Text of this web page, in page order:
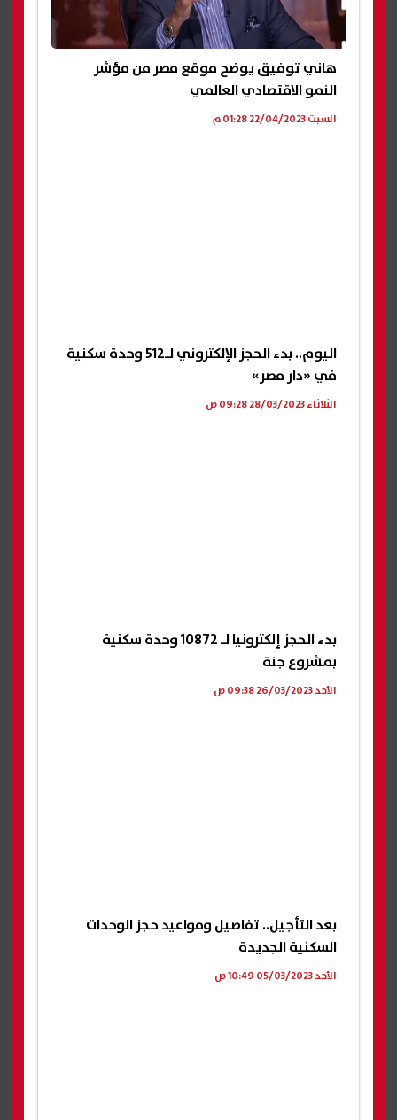
هاني توفيق يوضح موقع مصر من مؤشر
النمو الاقتصادي العالمي
السبت 22/04/2023 01:28 م
اليوم.. بدء الحجز الإلكتروني لـ512 وحدة سكنية
في «دار مصر»
الثلاثاء 28/03/2023 09:28 ص
بدء الحجز إلكترونيا لـ 10872 وحدة سكنية
بمشروع جنة
الأحد 26/03/2023 09:38 ص
بعد التأجيل.. تفاصيل ومواعيد حجز الوحدات
السكنية الجديدة
الأحد 05/03/2023 10:49 ص